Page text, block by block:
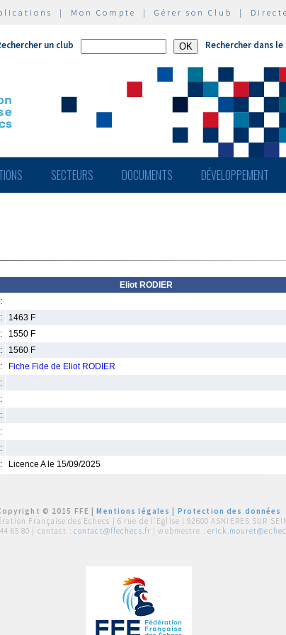
| Mon Compte | Gérer son Club |
un club Rechercher dans
SECTEURS DOCUMENTS DÉVELOPPEMENT
Eliot RODIER
1463 F
1550 F
1560 F
Fiche Fide de Eliot RODIER
Licence A le 15/09/2025
© 2015 FFE |Mentions légales
Protection des données
Française des Echecs | 6 rue de l'Eglise | 92600 ASNIERES SUR
65 80 | contact : contact@ffechecs.fr | webmestre :